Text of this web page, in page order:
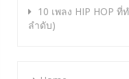
10 เพลง HIP HOP
ลำดับ)